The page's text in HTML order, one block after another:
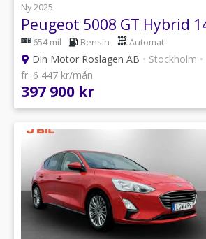
Ny 2025
654 mil Bensin Automat
Din Motor Roslagen AB • Stockholm •
fr. 6 447 kr/mån
397 900 kr